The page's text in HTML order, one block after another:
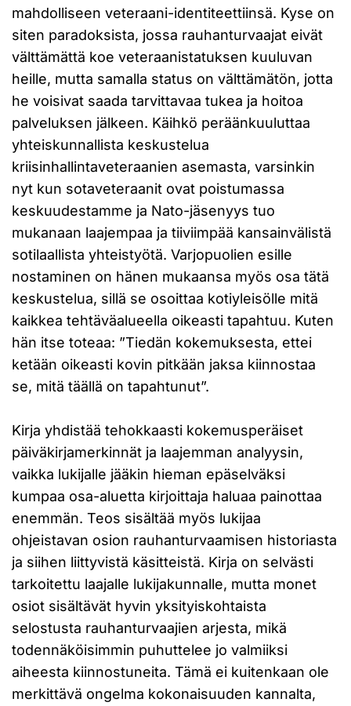
mahdolliseen veteraani-identiteettiinsä. Kyse on
siten paradoksista, jossa rauhanturvaajat eivät
välttämättä koe veteraanistatuksen kuuluvan
heille, mutta samalla status on välttämätön, jotta
he voisivat saada tarvittavaa tukea ja hoitoa
palveluksen jälkeen. Käihkö peräänkuuluttaa
yhteiskunnallista keskustelua
kriisinhallintaveteraanien asemasta, varsinkin
nyt kun sotaveteraanit ovat poistumassa
keskuudestamme ja Nato-jäsenyys tuo
mukanaan laajempaa ja tiiviimpää kansainvälistä
sotilaallista yhteistyötä. Varjopuolien esille
nostaminen on hänen mukaansa myös osa tätä
keskustelua, sillä se osoittaa kotiyleisölle mitä
kaikkea tehtäväalueella oikeasti tapahtuu. Kuten
hän itse toteaa: ”Tiedän kokemuksesta, ettei
ketään oikeasti kovin pitkään jaksa kiinnostaa
se, mitä täällä on tapahtunut”.
Kirja yhdistää tehokkaasti kokemusperäiset
päiväkirjamerkinnät ja laajemman analyysin,
vaikka lukijalle jääkin hieman epäselväksi
kumpaa osa-aluetta kirjoittaja haluaa painottaa
enemmän. Teos sisältää myös lukijaa
ohjeistavan osion rauhanturvaamisen historiasta
ja siihen liittyvistä käsitteistä. Kirja on selvästi
tarkoitettu laajalle lukijakunnalle, mutta monet
osiot sisältävät hyvin yksityiskohtaista
selostusta rauhanturvaajien arjesta, mikä
todennäköisimmin puhuttelee jo valmiiksi
aiheesta kiinnostuneita. Tämä ei kuitenkaan ole
merkittävä ongelma kokonaisuuden kannalta,